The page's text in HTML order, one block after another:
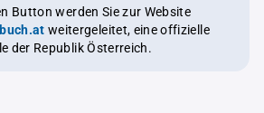
Button werden Sie zur Website
weitergeleitet, eine offizielle
der Republik Österreich.